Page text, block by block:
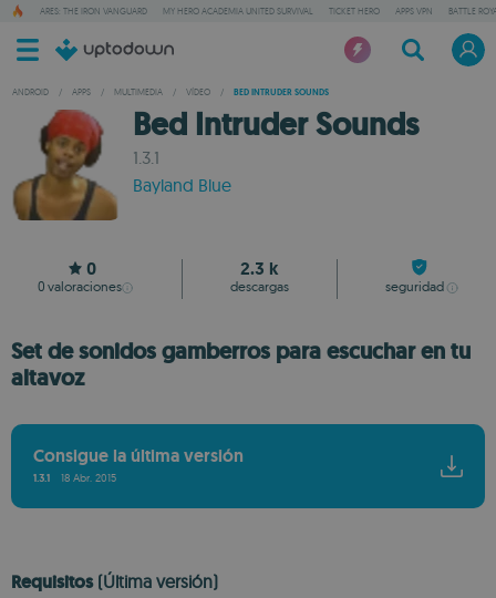
ARES: THE IRON VANGUARD MY HERO ACADEMIA UNITED SURVIVAL TICKET HERO APPS VPN BATTLE
ANDROID / APPS / MULTIMEDIA / VÍDEO / BED INTRUDER SOUNDS
Bed Intruder Sounds
1.3.1
Bayland Blue
0
0 valoraciones
2.3 k
descargas seguridad
Set de sonidos gamberros para escuchar en tu
altavoz
Consigue la última versión
1.3.1 18 Abr. 2015
Requisitos (Última versión)